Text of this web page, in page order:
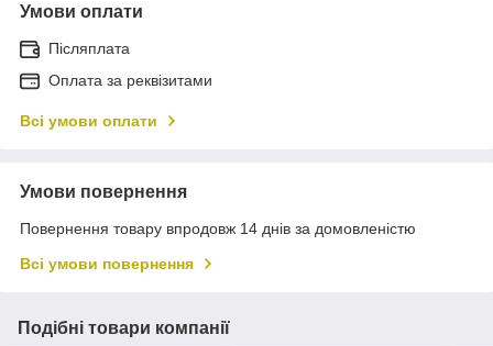
Умови оплати
Післяплата
Оплата за реквізитами
Всі умови оплати
Умови повернення
Повернення товару впродовж 14 днів за домовленістю
Всі умови повернення
Подібні товари компанії